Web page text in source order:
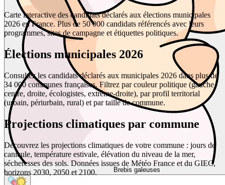
Brebis galeuses
Carte interactive des candidats déclarés aux élections municipales
2026 en France. Plus de 50 000 candidats référencés avec leurs
programmes, sites de campagne et étiquettes politiques.
Élections municipales 2026
Consultez les candidats déclarés aux municipales 2026 dans plus de
34 000 communes françaises. Filtrez par couleur politique (gauche,
centre, droite, écologistes, extrême-droite), par profil territorial
(urbain, périurbain, rural) et par taille de commune.
Projections climatiques par commune
Découvrez les projections climatiques de votre commune : jours de
canicule, température estivale, élévation du niveau de la mer,
sécheresses des sols. Données issues de Météo France et du GIEC,
horizons 2030, 2050 et 2100.